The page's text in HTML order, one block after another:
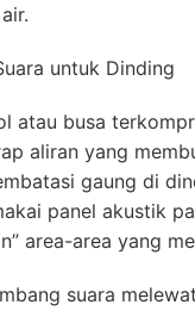
untuk Dinding
atau busa
aliran yang
gaung di
panel akustik
area-area yang
suara